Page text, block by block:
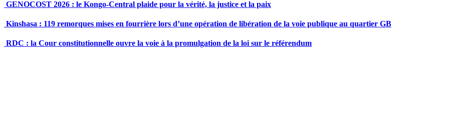
GENOCOST 2026 : le Kongo-Central plaide pour la vérité, la justice et la paix
Kinshasa : 119 remorques mises en fourrière lors d’une opération de libération de la voie publique au quartier GB
RDC : la Cour constitutionnelle ouvre la voie à la promulgation de la loi sur le référendum